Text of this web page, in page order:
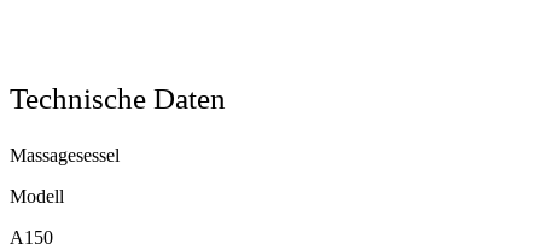
Technische Daten
Massagesessel
Modell
A150